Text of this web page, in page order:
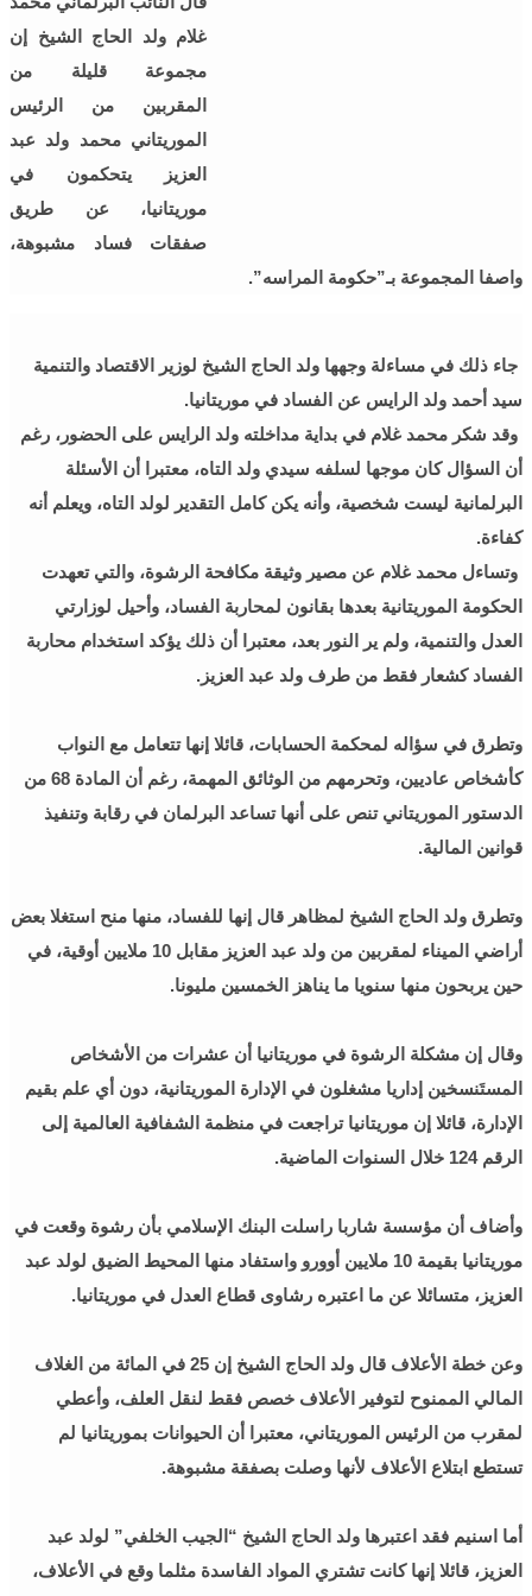
غلام ولد الحاج الشيخ إن
مجموعة قليلة من
المقربين من الرئيس
الموريتاني محمد ولد عبد
العزيز يتحكمون في
موريتانيا، عن طريق
صفقات فساد مشبوهة،
واصفا المجموعة بـ”حكومة المراسه”.
جاء ذلك في مساءلة وجهها ولد الحاج الشيخ لوزير الاقتصاد والتنمية
سيد أحمد ولد الرايس عن الفساد في موريتانيا.
وقد شكر محمد غلام في بداية مداخلته ولد الرايس على الحضور، رغم
أن السؤال كان موجها لسلفه سيدي ولد التاه، معتبرا أن الأسئلة
البرلمانية ليست شخصية، وأنه يكن كامل التقدير لولد التاه، ويعلم أنه
كفاءة.
وتساءل محمد غلام عن مصير وثيقة مكافحة الرشوة، والتي تعهدت
الحكومة الموريتانية بعدها بقانون لمحاربة الفساد، وأحيل لوزارتي
العدل والتنمية، ولم ير النور بعد، معتبرا أن ذلك يؤكد استخدام محاربة
الفساد كشعار فقط من طرف ولد عبد العزيز.
وتطرق في سؤاله لمحكمة الحسابات، قائلا إنها تتعامل مع النواب
كأشخاص عاديين، وتحرمهم من الوثائق المهمة، رغم أن المادة 68 من
الدستور الموريتاني تنص على أنها تساعد البرلمان في رقابة وتنفيذ
قوانين المالية.
وتطرق ولد الحاج الشيخ لمظاهر قال إنها للفساد، منها منح استغلا بعض
أراضي الميناء لمقربين من ولد عبد العزيز مقابل 10 ملايين أوقية، في
حين يربحون منها سنويا ما يناهز الخمسين مليونا.
وقال إن مشكلة الرشوة في موريتانيا أن عشرات من الأشخاص
المستَنسخين إداريا مشغلون في الإدارة الموريتانية، دون أي علم بقيم
الإدارة، قائلا إن موريتانيا تراجعت في منظمة الشفافية العالمية إلى
الرقم 124 خلال السنوات الماضية.
وأضاف أن مؤسسة شاربا راسلت البنك الإسلامي بأن رشوة وقعت في
موريتانيا بقيمة 10 ملايين أوورو واستفاد منها المحيط الضيق لولد عبد
العزيز، متسائلا عن ما اعتبره رشاوى قطاع العدل في موريتانيا.
وعن خطة الأعلاف قال ولد الحاج الشيخ إن 25 في المائة من الغلاف
المالي الممنوح لتوفير الأعلاف خصص فقط لنقل العلف، وأعطي
لمقرب من الرئيس الموريتاني، معتبرا أن الحيوانات بموريتانيا لم
تستطع ابتلاع الأعلاف لأنها وصلت بصفقة مشبوهة.
أما اسنيم فقد اعتبرها ولد الحاج الشيخ “الجيب الخلفي” لولد عبد
العزيز، قائلا إنها كانت تشتري المواد الفاسدة مثلما وقع في الأعلاف،